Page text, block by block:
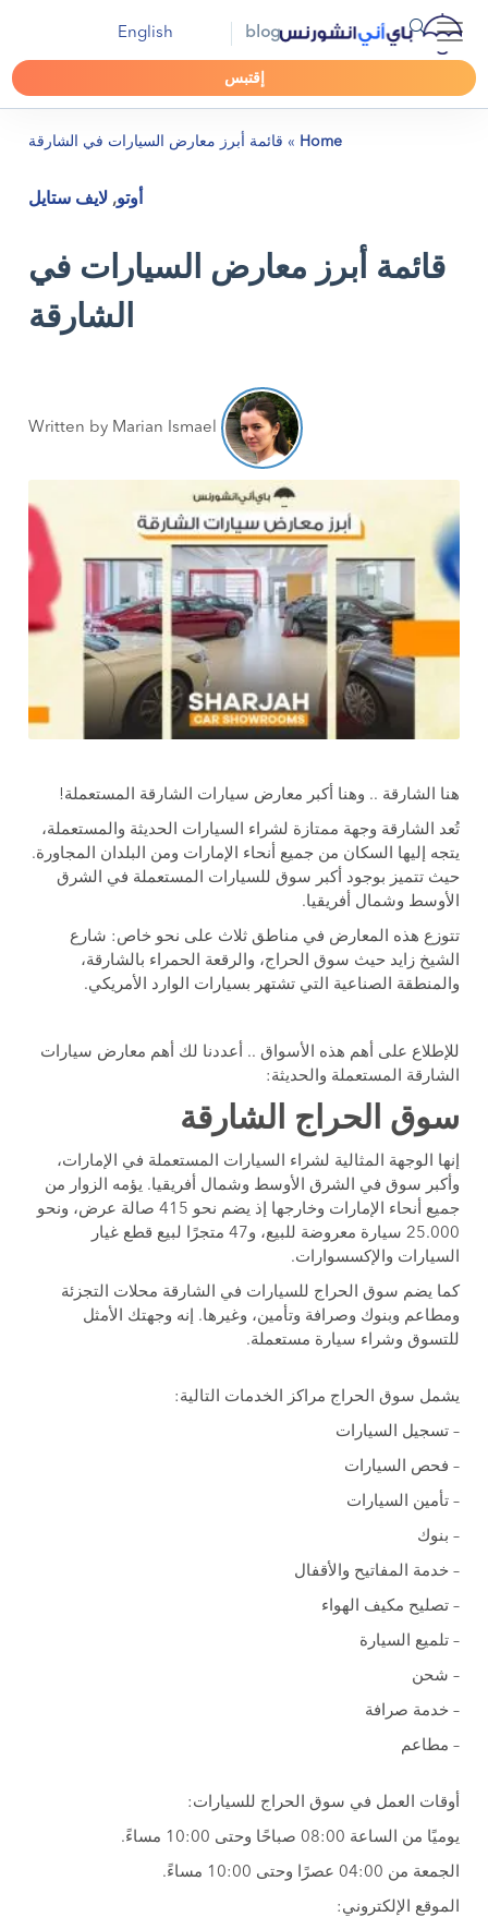
blog
English
إقتبس
Home
» قائمة أبرز معارض السيارات في الشارقة
أوتو, لايف ستايل
قائمة أبرز معارض السيارات في
الشارقة
Written by Marian Ismael
هنا الشارقة .. وهنا أكبر معارض سيارات الشارقة المستعملة!
تُعد الشارقة وجهة ممتازة لشراء السيارات الحديثة والمستعملة،
يتجه إليها السكان من جميع أنحاء الإمارات ومن البلدان المجاورة.
حيث تتميز بوجود أكبر سوق للسيارات المستعملة في الشرق
الأوسط وشمال أفريقيا.
تتوزع هذه المعارض في مناطق ثلاث على نحو خاص: شارع
الشيخ زايد حيث سوق الحراج، والرقعة الحمراء بالشارقة،
والمنطقة الصناعية التي تشتهر بسيارات الوارد الأمريكي.
للإطلاع على أهم هذه الأسواق .. أعددنا لك أهم معارض سيارات
الشارقة المستعملة والحديثة:
سوق الحراج الشارقة
إنها الوجهة المثالية لشراء السيارات المستعملة في الإمارات،
وأكبر سوق في الشرق الأوسط وشمال أفريقيا. يؤمه الزوار من
جميع أنحاء الإمارات وخارجها إذ يضم نحو 415 صالة عرض، ونحو
25.000 سيارة معروضة للبيع، و47 متجرًا لبيع قطع غيار
السيارات والإكسسوارات.
كما يضم سوق الحراج للسيارات في الشارقة محلات التجزئة
ومطاعم وبنوك وصرافة وتأمين، وغيرها. إنه وجهتك الأمثل
للتسوق وشراء سيارة مستعملة.
يشمل سوق الحراج مراكز الخدمات التالية:
– تسجيل السيارات
– فحص السيارات
– تأمين السيارات
– بنوك
– خدمة المفاتيح والأقفال
– تصليح مكيف الهواء
– تلميع السيارة
– شحن
– خدمة صرافة
– مطاعم
أوقات العمل في سوق الحراج للسيارات:
يوميًا من الساعة 08:00 صباحًا وحتى 10:00 مساءً.
الجمعة من 04:00 عصرًا وحتى 10:00 مساءً.
الموقع الإلكتروني: